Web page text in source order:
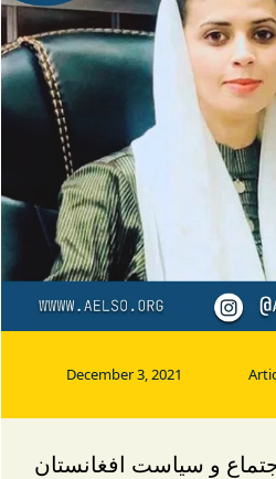
December 3, 2021
و سیاست افغانستان